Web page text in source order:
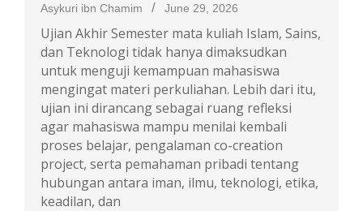
Asykuri ibn Chamim June 29, 2026
Ujian Akhir Semester mata kuliah Islam, Sains,
dan Teknologi tidak hanya dimaksudkan
untuk menguji kemampuan mahasiswa
mengingat materi perkuliahan. Lebih dari itu,
ujian ini dirancang sebagai ruang refleksi
agar mahasiswa mampu menilai kembali
proses belajar, pengalaman co-creation
project, serta pemahaman pribadi tentang
hubungan antara iman, ilmu, teknologi, etika,
keadilan, dan